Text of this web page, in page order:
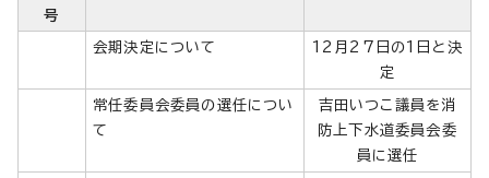
号
会期決定について
12月27日の1日と決
定
常任委員会委員の選任につい
て
吉田いつこ議員を消
防上下水道委員会委
員に選任